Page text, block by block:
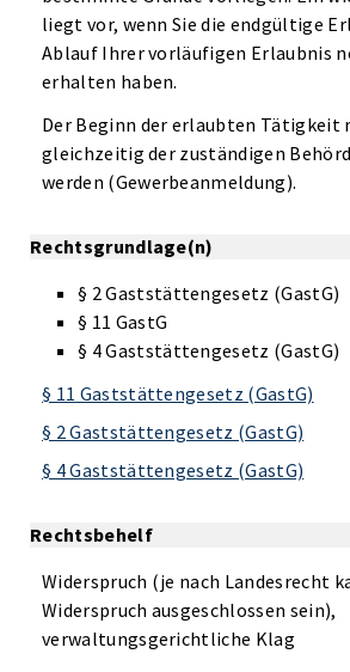
liegt vor, wenn Sie die endgültige
Ablauf Ihrer vorläufigen Erlaubnis
erhalten haben.
Der Beginn der erlaubten Tätigkeit
gleichzeitig der zuständigen
werden (Gewerbeanmeldung).
Rechtsgrundlage(n)
§ 2 Gaststättengesetz (GastG)
§ 11 GastG
§ 4 Gaststättengesetz (GastG)
§ 11 Gaststättengesetz (GastG)
§ 2 Gaststättengesetz (GastG)
§ 4 Gaststättengesetz (GastG)
Rechtsbehelf
Widerspruch (je nach Landesrecht
Widerspruch ausgeschlossen sein),
verwaltungsgerichtliche Klag